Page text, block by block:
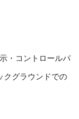
・コントロールパ
クグラウンドでの